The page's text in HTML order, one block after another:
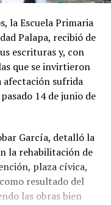
la Escuela Primaria
Palapa, recibió de
escrituras y, con
que se invirtieron
afectación sufrida
14 de junio de
García, detalló la
la rehabilitación de
plaza cívica,
resultado del
las obras bien